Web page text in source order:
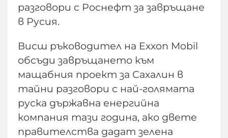
разговори с Роснефт за завръщане
в Русия.
Висш ръководител на Exxon Mobil
обсъди завръщането към
мащабния проект за Сахалин в
тайни разговори с най-голямата
руска държавна енергийна
компания тази година, ако двете
правителства дадат зелена